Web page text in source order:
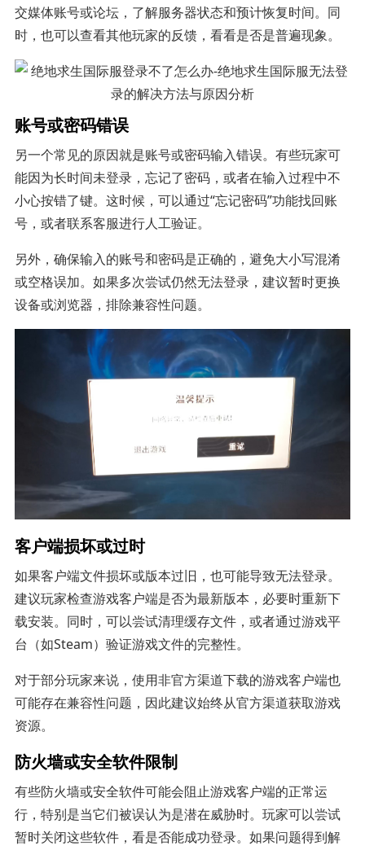
交媒体账号或论坛，了解服务器状态和预计恢复时间。同
时，也可以查看其他玩家的反馈，看看是否是普遍现象。
账号或密码错误
另一个常见的原因就是账号或密码输入错误。有些玩家可
能因为长时间未登录，忘记了密码，或者在输入过程中不
小心按错了键。这时候，可以通过“忘记密码”功能找回账
号，或者联系客服进行人工验证。
另外，确保输入的账号和密码是正确的，避免大小写混淆
或空格误加。如果多次尝试仍然无法登录，建议暂时更换
设备或浏览器，排除兼容性问题。
客户端损坏或过时
如果客户端文件损坏或版本过旧，也可能导致无法登录。
建议玩家检查游戏客户端是否为最新版本，必要时重新下
载安装。同时，可以尝试清理缓存文件，或者通过游戏平
台（如Steam）验证游戏文件的完整性。
对于部分玩家来说，使用非官方渠道下载的游戏客户端也
可能存在兼容性问题，因此建议始终从官方渠道获取游戏
资源。
防火墙或安全软件限制
有些防火墙或安全软件可能会阻止游戏客户端的正常运
行，特别是当它们被误认为是潜在威胁时。玩家可以尝试
暂时关闭这些软件，看是否能成功登录。如果问题得到解